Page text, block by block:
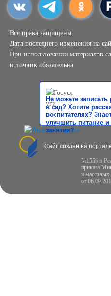
Все права защищены.
Дата последнего изменения на
При использовании материалов
источник обязательна
Не можете записать
в сад? Хотите
воспитателях?
улучшить питание и
занятия?
Сайт создан на
№1556 в
приказа
и массовых
от